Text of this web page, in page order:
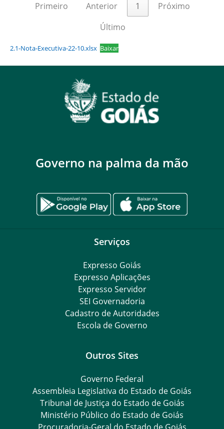
Primeiro
Anterior 1
Próximo
Último
2.1-Nota-Executiva-22-10.xlsx Baixar
Governo na palma da mão
Serviços
Expresso Goiás
Expresso Aplicações
Expresso Servidor
SEI Governadoria
Cadastro de Autoridades
Escola de Governo
Outros Sites
Governo Federal
Assembleia Legislativa do Estado de Goiás
Tribunal de Justiça do Estado de Goiás
Ministério Público do Estado de Goiás